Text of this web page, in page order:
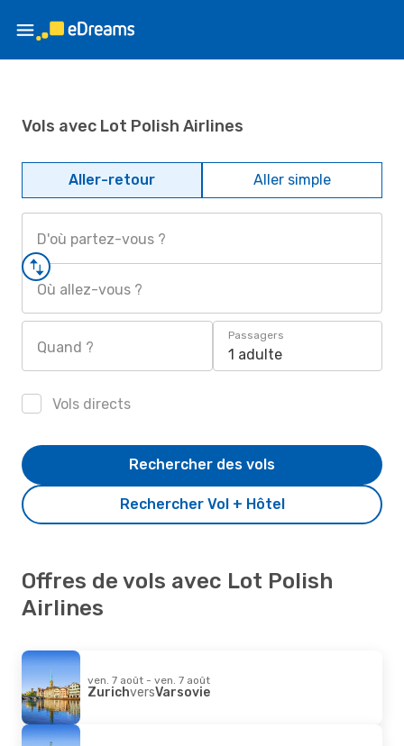
Vols avec Lot Polish Airlines
Aller-retour Aller simple
D'où partez-vous ?
Où allez-vous ?
Quand ?
Passagers
1 adulte
Vols directs
Rechercher Vol + Hôtel
Rechercher des vols
Offres de vols avec Lot Polish
Airlines
ven. 7 août - ven. 7 août
ZurichversVarsovie